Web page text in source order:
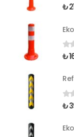
05
₺
05
₺
05
₺